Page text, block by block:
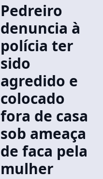
Pedreiro
denuncia à
polícia ter
sido
agredido e
colocado
fora de casa
sob ameaça
de faca pela
mulher